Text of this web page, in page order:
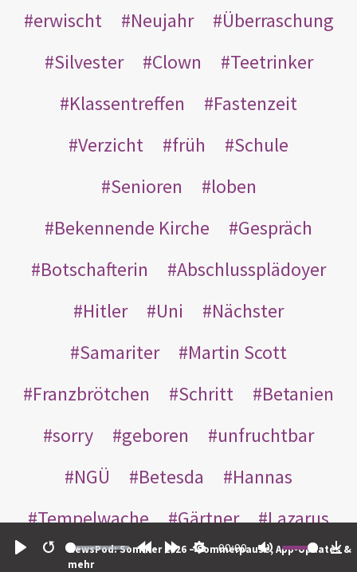
Restart
00:00
NewsPod: Sommer 2026 – Sommerpause, App-Updates &
mehr
erwischt
Neujahr
Überraschung
Silvester
Clown
Teetrinker
Klassentreffen
Fastenzeit
Verzicht
früh
Schule
Senioren
loben
Bekennende Kirche
Gespräch
Botschafterin
Abschlussplädoyer
Hitler
Uni
Nächster
Samariter
Martin Scott
Franzbrötchen
Schritt
Betanien
sorry
geboren
unfruchtbar
NGÜ
Betesda
Hannas
Tempelwache
Gärtner
Lazarus
Gottes
Bote Nikodemus